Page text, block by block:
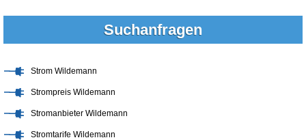
Suchanfragen
Strom Wildemann
Strompreis Wildemann
Stromanbieter Wildemann
Stromtarife Wildemann